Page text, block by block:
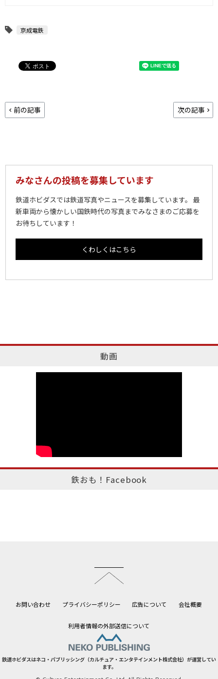
京成電鉄
前の記事 次の記事
みなさんの投稿を募集しています
鉄道ホビダスでは鉄道写真やニュースを募集しています。 最
新車両から懐かしい国鉄時代の写真までみなさまのご応募を
お待ちしています！
くわしくはこちら
動画
鉄おも！Facebook
お問い合わせ プライバシーポリシー 広告について 会社概要
利用者情報の外部送信について
鉄道ホビダスはネコ・パブリッシング（カルチュア・エンタテインメント株式会社）が運営してい
ます。